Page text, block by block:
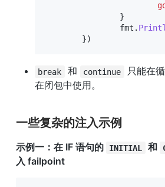
}
		fmt
.
})
break 和 continue
只能在
在闭包中使用。
一些复杂的注入示例
示例一：在 IF 语句的 INITIAL 和
入 failpoint